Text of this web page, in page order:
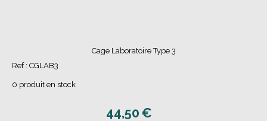
Cage Laboratoire Type 3
Ref : CGLAB3
44,50€
0 produit en stock